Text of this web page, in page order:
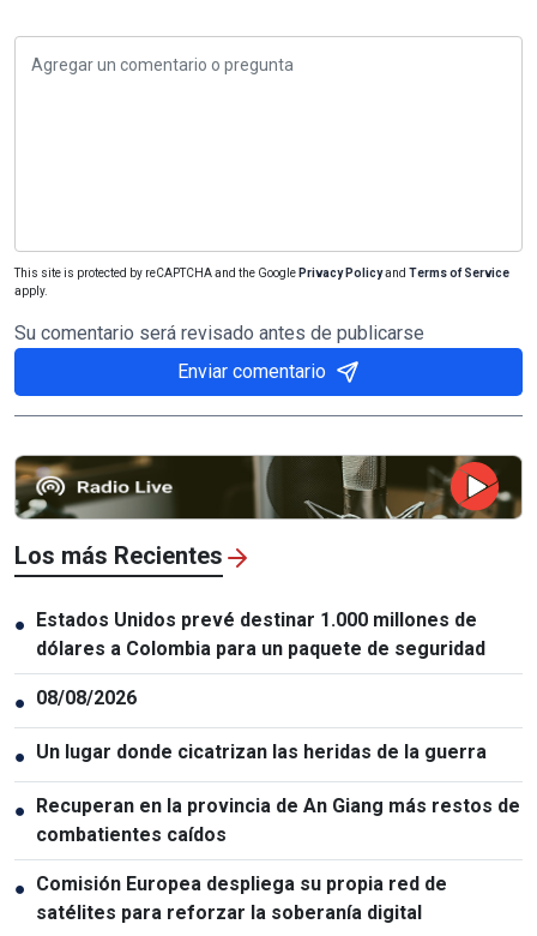
This site is protected by reCAPTCHA and the Google Privacy Policyand Terms of Service
apply.
Su comentario será revisado antes de publicarse
Enviar comentario
Los más Recientes
● Estados Unidos prevé destinar 1.000 millones de
dólares a Colombia para un paquete de seguridad
● 08/08/2026
● Un lugar donde cicatrizan las heridas de la guerra
● Recuperan en la provincia de An Giang más restos de
combatientes caídos
● Comisión Europea despliega su propia red de
satélites para reforzar la soberanía digital